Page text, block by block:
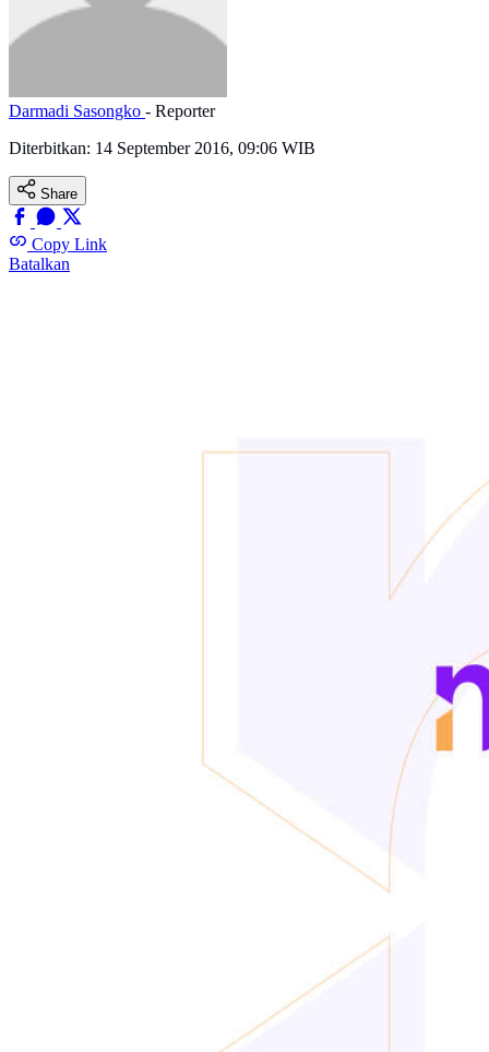
Darmadi Sasongko - Reporter
Diterbitkan: 14 September 2016, 09:06 WIB
Share
Copy Link
Batalkan